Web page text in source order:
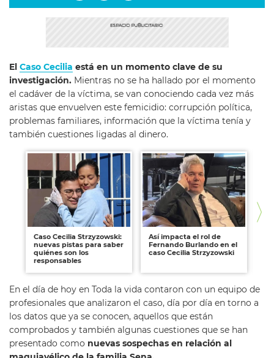
El Caso Cecilia está en un momento clave de su
investigación. Mientras no se ha hallado por el momento
el cadáver de la víctima, se van conociendo cada vez más
aristas que envuelven este femicidio: corrupción política,
problemas familiares, información que la víctima tenía y
también cuestiones ligadas al dinero.
Caso Cecilia Strzyzowski:
nuevas pistas para saber
quiénes son los
responsables
Así impacta el rol de
Fernando Burlando en el
caso Cecilia Strzyzowski
En el día de hoy en Toda la vida contaron con un equipo de
profesionales que analizaron el caso, día por día en torno a
los datos que ya se conocen, aquellos que están
comprobados y también algunas cuestiones que se han
presentado como nuevas sospechas en relación al